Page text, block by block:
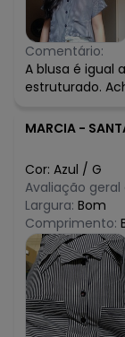
Comentário:
A blusa é igual
estruturado.
MARCIA - SANTA FE
Cor: Azul / G
Avaliação
Largura: Bom
Comprimento: